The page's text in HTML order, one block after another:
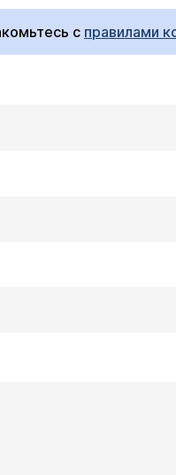
с правилами